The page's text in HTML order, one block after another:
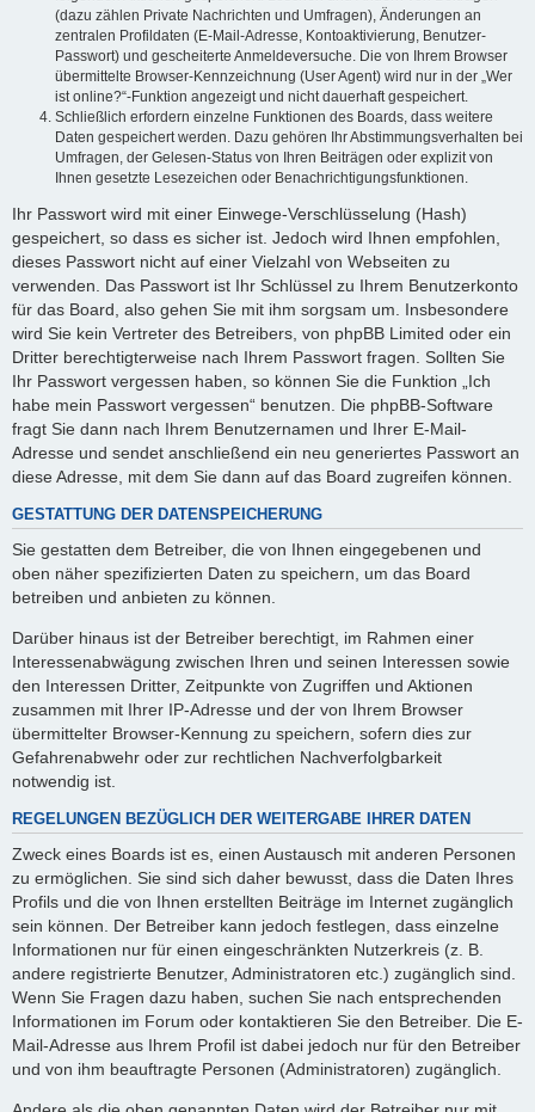
(dazu zählen Private Nachrichten und Umfragen), Änderungen an
zentralen Profildaten (E-Mail-Adresse, Kontoaktivierung, Benutzer-
Passwort) und gescheiterte Anmeldeversuche. Die von Ihrem Browser
übermittelte Browser-Kennzeichnung (User Agent) wird nur in der „Wer
ist online?“-Funktion angezeigt und nicht dauerhaft gespeichert.
Schließlich erfordern einzelne Funktionen des Boards, dass weitere
Daten gespeichert werden. Dazu gehören Ihr Abstimmungsverhalten bei
Umfragen, der Gelesen-Status von Ihren Beiträgen oder explizit von
Ihnen gesetzte Lesezeichen oder Benachrichtigungsfunktionen.
Ihr Passwort wird mit einer Einwege-Verschlüsselung (Hash)
gespeichert, so dass es sicher ist. Jedoch wird Ihnen empfohlen,
dieses Passwort nicht auf einer Vielzahl von Webseiten zu
verwenden. Das Passwort ist Ihr Schlüssel zu Ihrem Benutzerkonto
für das Board, also gehen Sie mit ihm sorgsam um. Insbesondere
wird Sie kein Vertreter des Betreibers, von phpBB Limited oder ein
Dritter berechtigterweise nach Ihrem Passwort fragen. Sollten Sie
Ihr Passwort vergessen haben, so können Sie die Funktion „Ich
habe mein Passwort vergessen“ benutzen. Die phpBB-Software
fragt Sie dann nach Ihrem Benutzernamen und Ihrer E-Mail-
Adresse und sendet anschließend ein neu generiertes Passwort an
diese Adresse, mit dem Sie dann auf das Board zugreifen können.
GESTATTUNG DER DATENSPEICHERUNG
Sie gestatten dem Betreiber, die von Ihnen eingegebenen und
oben näher spezifizierten Daten zu speichern, um das Board
betreiben und anbieten zu können.
Darüber hinaus ist der Betreiber berechtigt, im Rahmen einer
Interessenabwägung zwischen Ihren und seinen Interessen sowie
den Interessen Dritter, Zeitpunkte von Zugriffen und Aktionen
zusammen mit Ihrer IP-Adresse und der von Ihrem Browser
übermittelter Browser-Kennung zu speichern, sofern dies zur
Gefahrenabwehr oder zur rechtlichen Nachverfolgbarkeit
notwendig ist.
REGELUNGEN BEZÜGLICH DER WEITERGABE IHRER DATEN
Zweck eines Boards ist es, einen Austausch mit anderen Personen
zu ermöglichen. Sie sind sich daher bewusst, dass die Daten Ihres
Profils und die von Ihnen erstellten Beiträge im Internet zugänglich
sein können. Der Betreiber kann jedoch festlegen, dass einzelne
Informationen nur für einen eingeschränkten Nutzerkreis (z. B.
andere registrierte Benutzer, Administratoren etc.) zugänglich sind.
Wenn Sie Fragen dazu haben, suchen Sie nach entsprechenden
Informationen im Forum oder kontaktieren Sie den Betreiber. Die E-
Mail-Adresse aus Ihrem Profil ist dabei jedoch nur für den Betreiber
und von ihm beauftragte Personen (Administratoren) zugänglich.